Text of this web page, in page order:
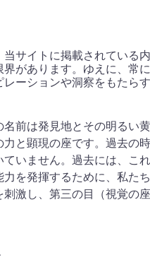
サイトに掲載されている
があります。ゆえに、常
ーションや洞察をもたら
前は発見地とその明る
と顕現の座です。過去の
いません。過去には、こ
を発揮するために、私た
し、第三の目（視覚の